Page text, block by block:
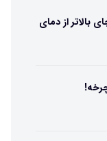
بالاتر از دمای